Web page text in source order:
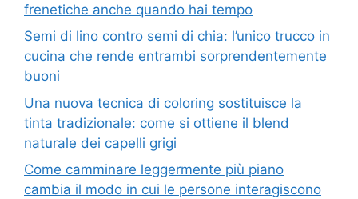
frenetiche anche quando hai tempo
Semi di lino contro semi di chia: l’unico trucco in
cucina che rende entrambi sorprendentemente
buoni
Una nuova tecnica di coloring sostituisce la
tinta tradizionale: come si ottiene il blend
naturale dei capelli grigi
Come camminare leggermente più piano
cambia il modo in cui le persone interagiscono